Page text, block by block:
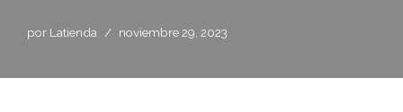
por Latienda noviembre 29, 2023